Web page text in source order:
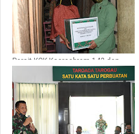
Persit KCK Koorcabrem 142 dan
Bhayangkari Polda Sulbar bagi